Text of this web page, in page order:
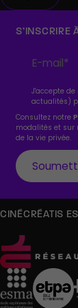
S’INSCRIRE
J'accepte
actualités)
Consultez notre
modalités et sur
de la vie privée.
CINÉCRÉATIS